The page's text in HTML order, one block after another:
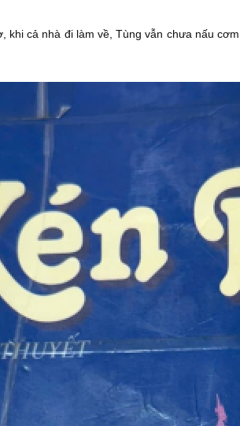
khi cả nhà đi làm về, Tùng vẫn chưa nấu